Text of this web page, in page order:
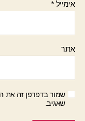
אימייל*
אתר
שמור בדפדפן זה את
שאגיב.